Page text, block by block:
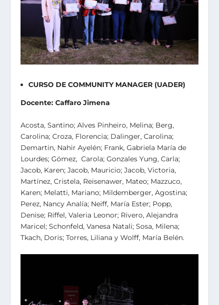
CURSO DE COMMUNITY MANAGER (UADER)
Docente: Caffaro Jimena
Acosta, Santino; Alves Pinheiro, Melina; Berg,
Carolina; Croza, Florencia; Dalinger, Carolina;
Demartin, Nahir Ayelén; Frank, Gabriela María de
Lourdes; Gómez, Carola; Gonzales Yung, Carla;
Jacob, Karen; Jacob, Mauricio; Jacob, Victoria,
Martínez, Cristela, Reisenawer, Mateo; Mazzuco,
Karen; Melatti, Mariano; Mildemberger, Agostina;
Perez, Nancy Analía; Neiff, María Ester; Popp,
Denise; Riffel, Valeria Leonor; Rivero, Alejandra
Maricel; Schonfeld, Vanesa Natali; Sosa, Milena;
Tkach, Doris; Torres, Liliana y Wolff, María Belén.